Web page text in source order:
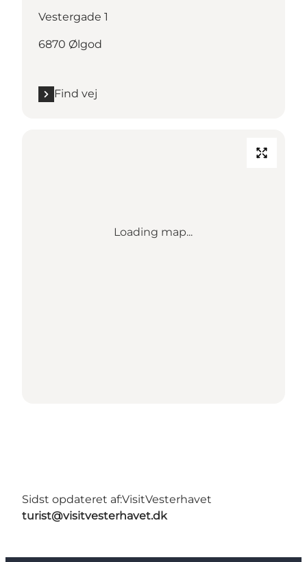
Vestergade 1
6870 Ølgod
Find vej
Loading map...
Sidst opdateret af:VisitVesterhavet
turist@visitvesterhavet.dk